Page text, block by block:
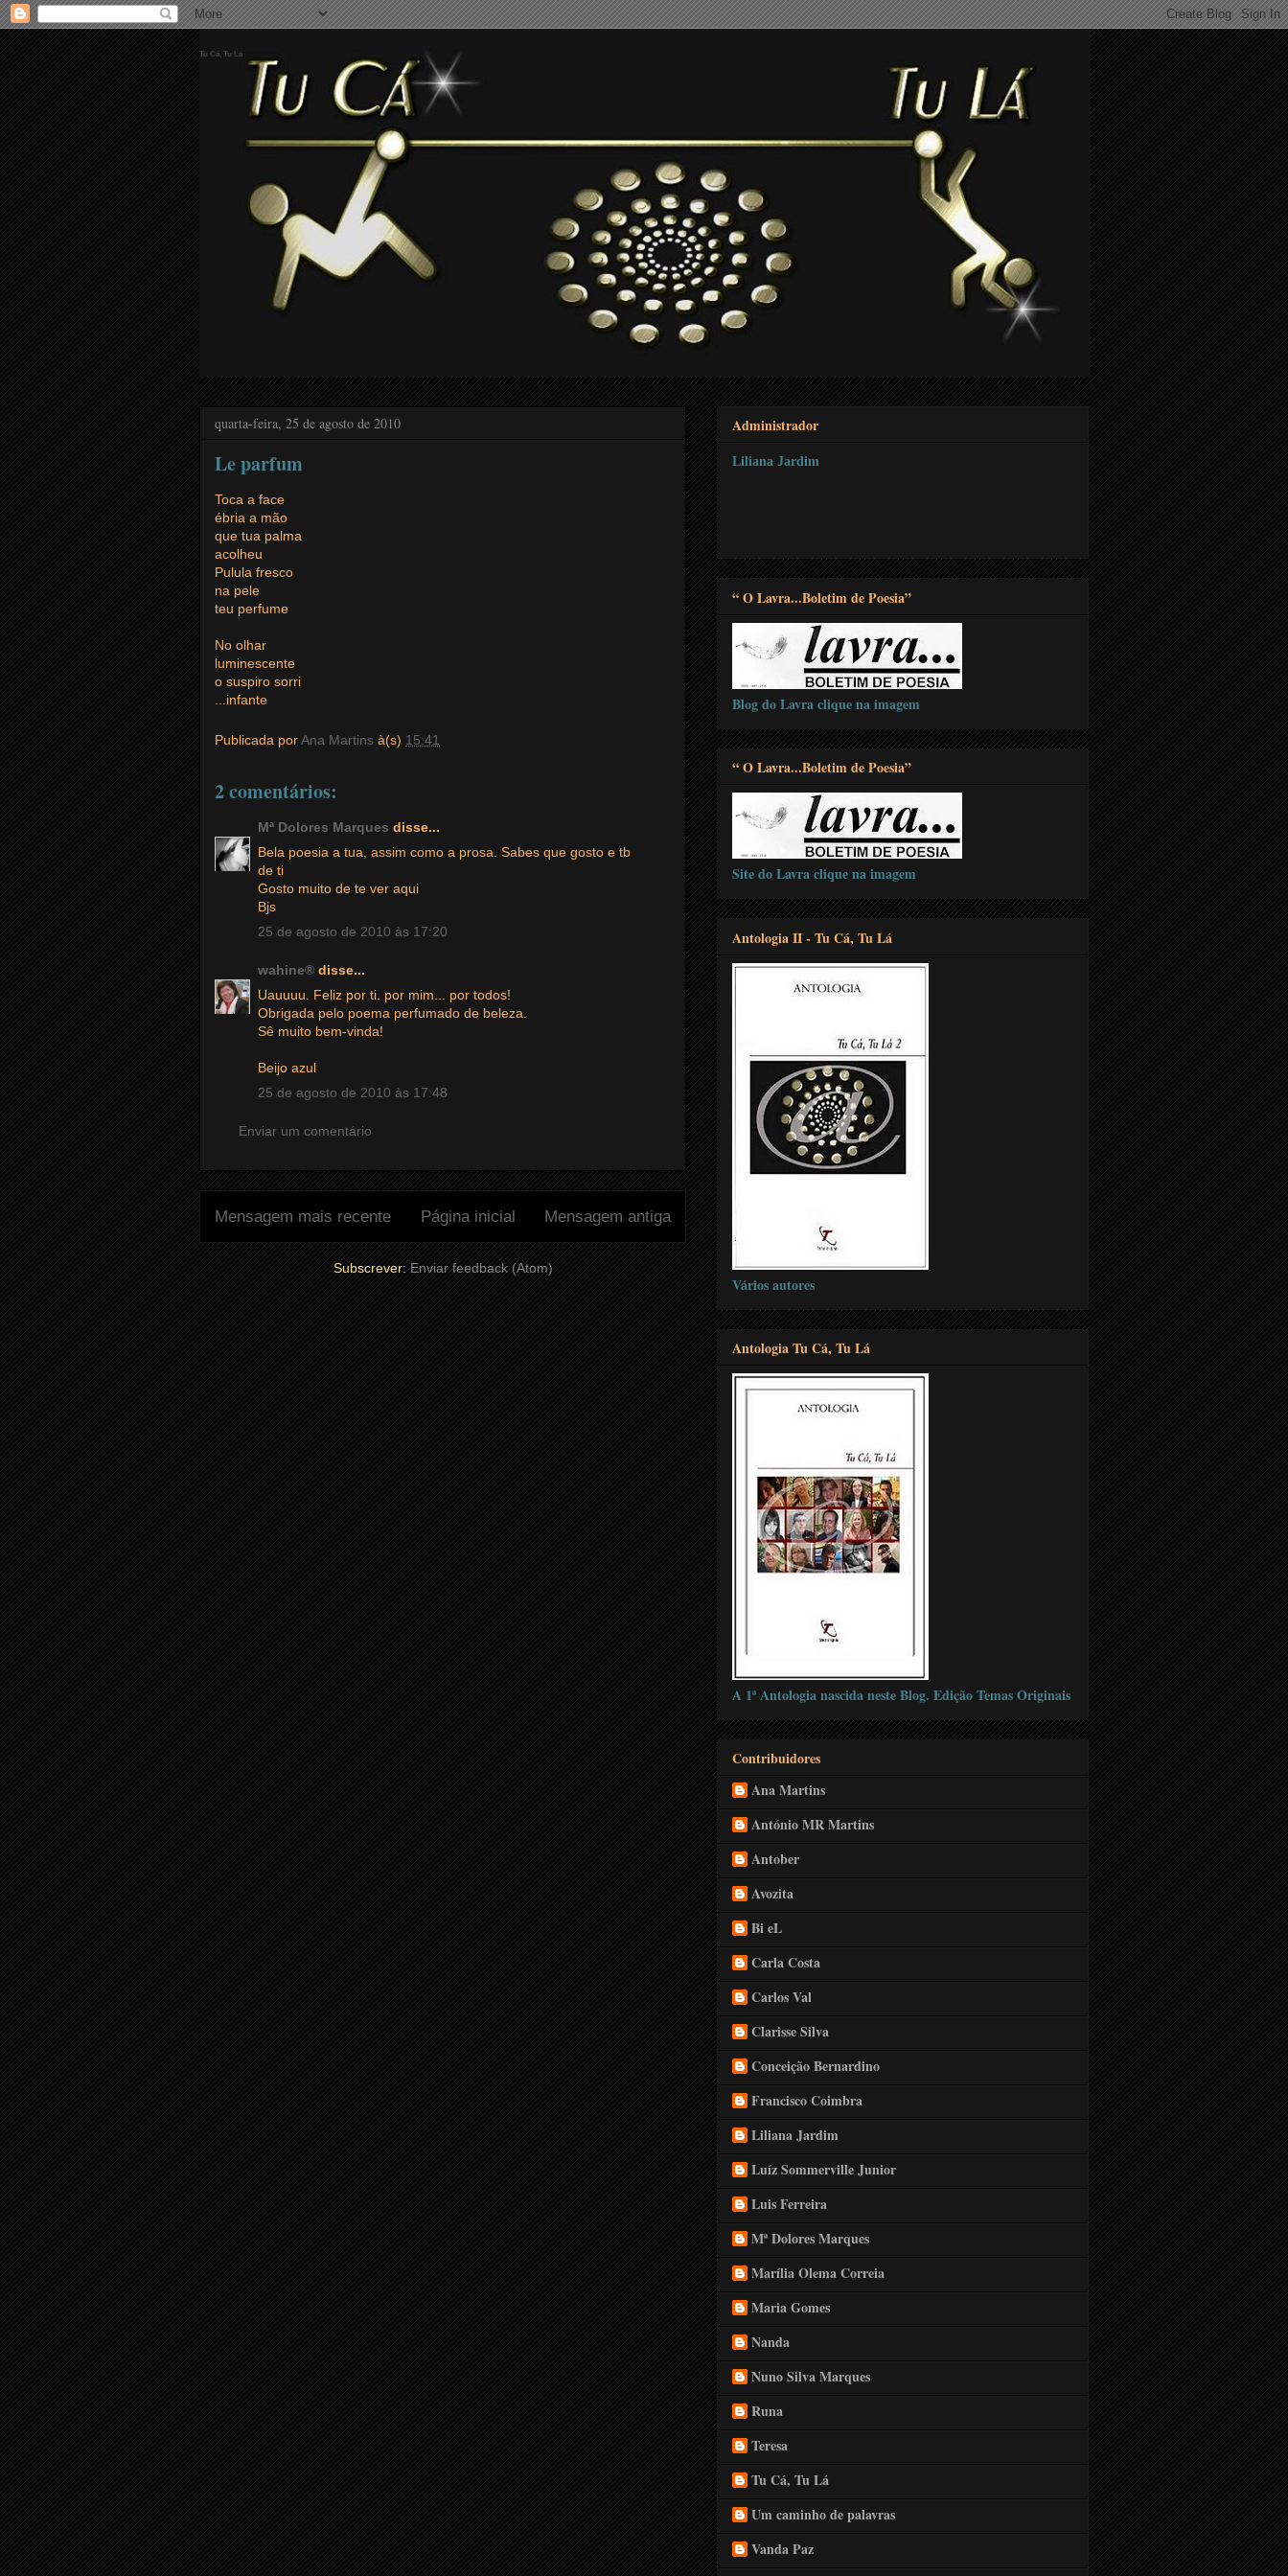
Tu Cá, Tu Lá
quarta-feira, 25 de agosto de 2010
Le parfum
Toca a face
ébria a mão
que tua palma
acolheu
Pulula fresco
na pele
teu perfume
No olhar
luminescente
o suspiro sorri
...infante
Publicada porAna Martins à(s) 15:41
2 comentários:
Mª Dolores Marques disse...
Bela poesia a tua, assim como a prosa. Sabes que gosto e tb
de ti
Gosto muito de te ver aqui
Bjs
25 de agosto de 2010 às 17:20
wahine® disse...
Uauuuu. Feliz por ti. por mim... por todos!
Obrigada pelo poema perfumado de beleza.
Sê muito bem-vinda!
Beijo azul
25 de agosto de 2010 às 17:48
Enviar um comentário
Mensagem mais recente Mensagem antiga
Página inicial
Subscrever:Enviar feedback (Atom)
Administrador
Liliana Jardim
“ O Lavra...Boletim de Poesia”
Blog do Lavra clique na imagem
“ O Lavra...Boletim de Poesia”
Site do Lavra clique na imagem
Antologia II - Tu Cá, Tu Lá
Vários autores
Antologia Tu Cá, Tu Lá
A 1ª Antologia nascida neste Blog. Edição Temas Originais
Contribuidores
Ana Martins
António MR Martins
Antober
Avozita
Bi eL
Carla Costa
Carlos Val
Clarisse Silva
Conceição Bernardino
Francisco Coimbra
Liliana Jardim
Luíz Sommerville Junior
Luis Ferreira
Mª Dolores Marques
Marília Olema Correia
Maria Gomes
Nanda
Nuno Silva Marques
Runa
Teresa
Tu Cá, Tu Lá
Um caminho de palavras
Vanda Paz